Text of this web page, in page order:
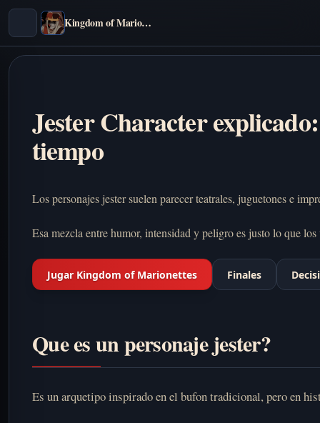
Kingdom of Marionettes
Jester Character
tiempo
Los personajes jester suelen parecer teatrales, juguetones e
Esa mezcla entre humor, intensidad y peligro es justo lo que
Jugar Kingdom of Marionettes Finales
Que es un personaje jester?
Es un arquetipo inspirado en el bufon tradicional, pero en